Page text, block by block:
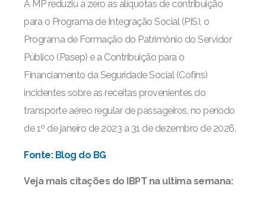
A MP reduziu a zero as alíquotas de contribuição
para o Programa de Integração Social (PIS), o
Programa de Formação do Patrimônio do Servidor
Público (Pasep) e a Contribuição para o
Financiamento da Seguridade Social (Cofins)
incidentes sobre as receitas provenientes do
transporte aéreo regular de passageiros, no período
de 1º de janeiro de 2023 a 31 de dezembro de 2026.
Fonte: Blog do BG
Veja mais citações do IBPT na ultima semana: